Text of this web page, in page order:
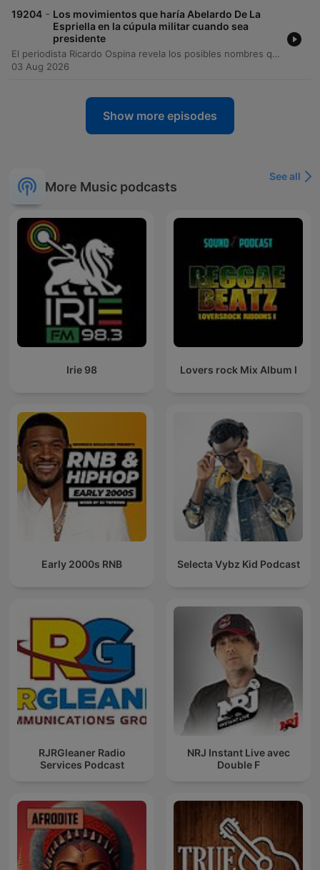
19204 - Los movimientos que haría Abelardo De La
Espriella en la cúpula militar cuando sea
presidente
El periodista Ricardo Ospina revela los posibles nombres que conformarán la nueva cúpula militar y de seguridad bajo el gobierno del presidente electo Abelardo de la Espriella. La información detalla una estrategia de reintegración de oficiales que fueron retirados durante la administración de Gustavo Petro, con el objetivo de fortalecer la ofensiva contra grupos armados ilegales y criminales a partir del 7 de agosto. El reporte destaca nombramientos clave en el Ejército Nacional, la Policía Nacional, la Fuerza Aérea y la Armada, subrayando la importancia de recuperar la experiencia operativa y la moral de las instituciones. Se mencionan perfiles que pasarían de su retiro al servicio activo para liderar mandos estratégicos y operativos en el país.
03 Aug 2026
Show more episodes
More Music podcasts
See all
Irie 98 Lovers rock Mix Album I
Early 2000s RNB Selecta Vybz Kid Podcast
RJRGleaner Radio
Services Podcast
NRJ Instant Live avec
Double F